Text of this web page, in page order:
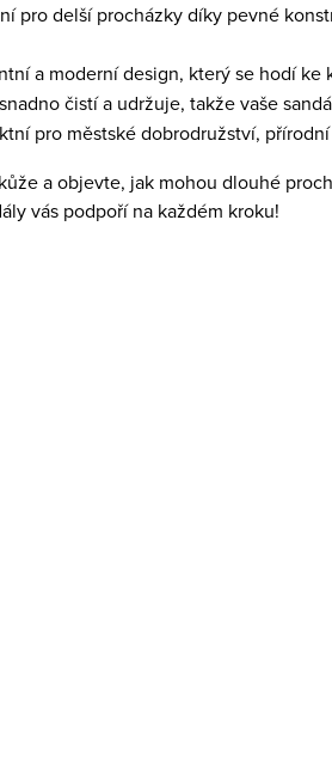
pro delší procházky díky pevné
a moderní design, který se hodí
čistí a udržuje, takže vaše
pro městské dobrodružství,
a objevte, jak mohou dlouhé
vás podpoří na každém kroku!